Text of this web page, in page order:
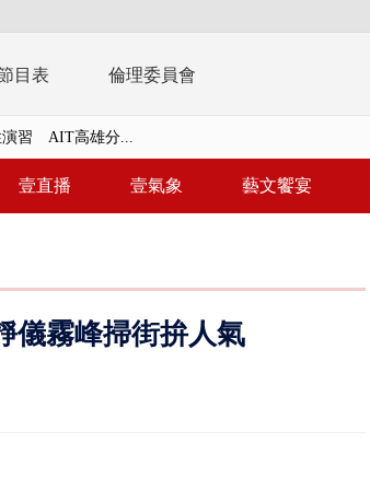
目表 倫理委員會
演習 AIT高雄分...
土石流災情釀6
壹直播 壹氣象 藝文饗宴
儀霧峰掃街拚人氣